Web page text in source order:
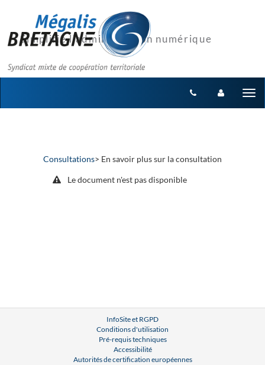
Consultations> En savoir plus sur la consultation
Le document n'est pas disponible
InfoSite et RGPD
Conditions d'utilisation
Pré-requis techniques
Accessibilité
Autorités de certification européennes